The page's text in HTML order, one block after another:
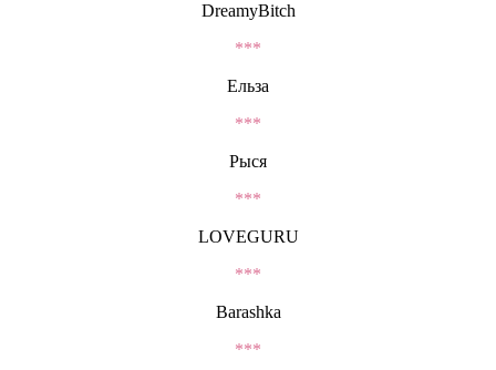
DreamyBitch
***
Ельза
***
Рыся
***
LOVEGURU
***
Barashka
***